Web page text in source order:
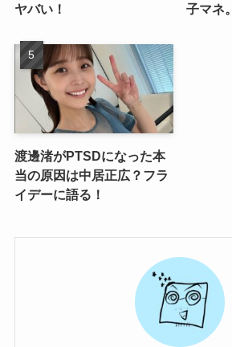
ヤバい！
子マネ。
渡邊渚がPTSDになった本
当の原因は中居正広？フラ
イデーに語る！